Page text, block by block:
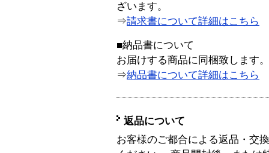
ざいます。
⇒請求書について詳細はこちら
■納品書について
お届けする商品に同梱致します。
⇒納品書について詳細はこちら
返品について
お客様のご都合による返品・交